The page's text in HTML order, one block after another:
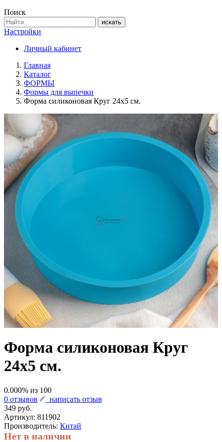
Поиск
искать
Настройки
Личный кабинет
Главная
Каталог
ФОРМЫ
Формы для выпечки
Форма силиконовая Круг 24х5 см.
Форма силиконовая Круг
24х5 см.
0.000% из 100
0 отзывов
написать отзыв
349 руб.
Артикул: 811902
Производитель: Китай
Нет в наличии